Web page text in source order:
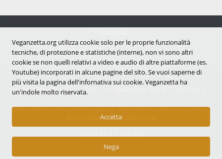
Notizie dal mondo vegan e antispecista
Copyright © 2007 - 2026 |
Informativa sui cookie (UE)|Informativa sulla Privacy|
Avvertenze e Licenza d'uso
Veganzetta.org utilizza cookie solo per le proprie funzionalità
tecniche, di protezione e statistiche (interne), non vi sono altri
cookie se non quelli relativi a video e audio di altre piattaforme (es.
Youtube) incorporati in alcune pagine del sito. Se vuoi saperne di
più visita la pagina dell'infornativa sui cookie. Veganzetta ha
un'indole molto riservata.
Accetta
Nega